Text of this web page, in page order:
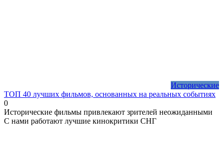
Исторические
ТОП 40 лучших фильмов, основанных на реальных событиях
0
Исторические фильмы привлекают зрителей неожиданными
С нами работают лучшие кинокритики СНГ